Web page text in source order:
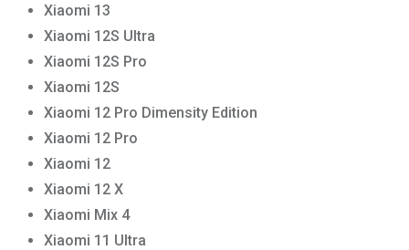
Xiaomi 13
Xiaomi 12S Ultra
Xiaomi 12S Pro
Xiaomi 12S
Xiaomi 12 Pro Dimensity Edition
Xiaomi 12 Pro
Xiaomi 12
Xiaomi 12 X
Xiaomi Mix 4
Xiaomi 11 Ultra